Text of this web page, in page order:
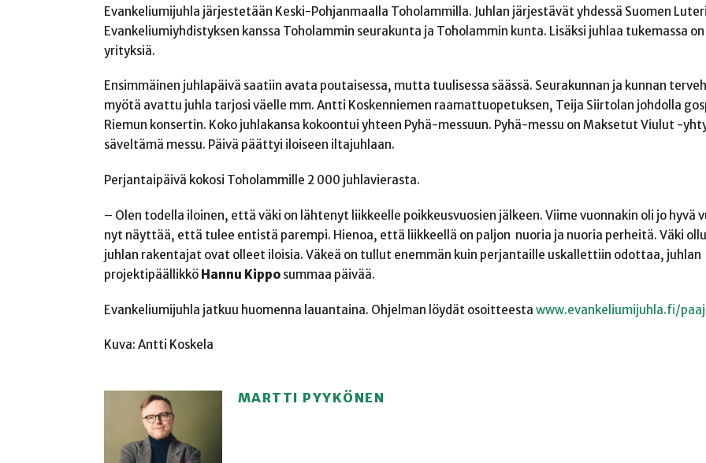
Evankeliumijuhla järjestetään Keski-Pohjanmaalla Toholammilla. Juhlan järjestävät yhdessä Suomen
Evankeliumiyhdistyksen kanssa Toholammin seurakunta ja Toholammin kunta. Lisäksi juhlaa tukemassa
yrityksiä.
Ensimmäinen juhlapäivä saatiin avata poutaisessa, mutta tuulisessa säässä. Seurakunnan ja kunnan
myötä avattu juhla tarjosi väelle mm. Antti Koskenniemen raamattuopetuksen, Teija Siirtolan johdolla
Riemun konsertin. Koko juhlakansa kokoontui yhteen Pyhä-messuun. Pyhä-messu on Maksetut Viulut -
säveltämä messu. Päivä päättyi iloiseen iltajuhlaan.
Perjantaipäivä kokosi Toholammille 2 000 juhlavierasta.
– Olen todella iloinen, että väki on lähtenyt liikkeelle poikkeusvuosien jälkeen. Viime vuonnakin oli jo hyvä
nyt näyttää, että tulee entistä parempi. Hienoa, että liikkeellä on paljon nuoria ja nuoria perheitä. Väki
juhlan rakentajat ovat olleet iloisia. Väkeä on tullut enemmän kuin perjantaille uskallettiin odottaa, juhlan
projektipäällikkö Hannu Kippo summaa päivää.
Evankeliumijuhla jatkuu huomenna lauantaina. Ohjelman löydät osoitteesta www.evankeliumijuhla.fi/
Kuva: Antti Koskela
MARTTI PYYKÖNEN